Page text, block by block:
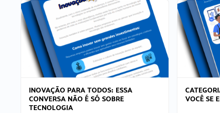
INOVAÇÃO PARA TODOS: ESSA
CONVERSA NÃO É SÓ SOBRE
TECNOLOGIA
VOCÊ SE